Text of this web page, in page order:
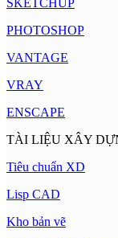
SKETCHUP
PHOTOSHOP
VANTAGE
VRAY
ENSCAPE
TÀI LIỆU XÂY
Tiêu chuẩn XD
Lisp CAD
Kho bản vẽ